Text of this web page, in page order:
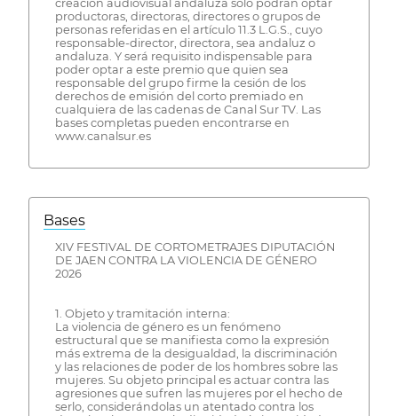
creación audiovisual andaluza sólo podrán optar
productoras, directoras, directores o grupos de
personas referidas en el artículo 11.3 L.G.S., cuyo
responsable-director, directora, sea andaluz o
andaluza. Y será requisito indispensable para
poder optar a este premio que quien sea
responsable del grupo firme la cesión de los
derechos de emisión del corto premiado en
cualquiera de las cadenas de Canal Sur TV. Las
bases completas pueden encontrarse en
www.canalsur.es
Bases
XIV FESTIVAL DE CORTOMETRAJES DIPUTACIÓN
DE JAEN CONTRA LA VIOLENCIA DE GÉNERO
2026
1. Objeto y tramitación interna:
La violencia de género es un fenómeno
estructural que se manifiesta como la expresión
más extrema de la desigualdad, la discriminación
y las relaciones de poder de los hombres sobre las
mujeres. Su objeto principal es actuar contra las
agresiones que sufren las mujeres por el hecho de
serlo, considerándolas un atentado contra los